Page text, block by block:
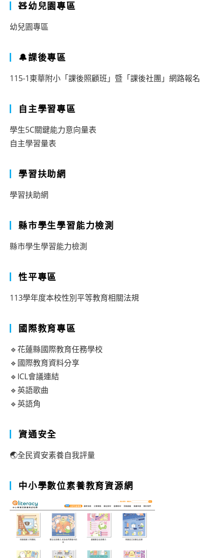
🧸幼兒園專區
幼兒園專區
🔔課後專區
115-1東華附小「課後照顧班」暨「課後社團」網路報名
自主學習專區
學生5C關鍵能力意向量表
自主學習量表
學習扶助網
學習扶助網
縣市學生學習能力檢測
縣市學生學習能力檢測
性平專區
113學年度本校性別平等教育相關法規
國際教育專區
🔹花蓮縣國際教育任務學校
🔹國際教育資料分享
🔹ICL會議連結
🔹英語歌曲
🔹英語角
資通安全
🌏全民資安素養自我評量
中小學數位素養教育資源網